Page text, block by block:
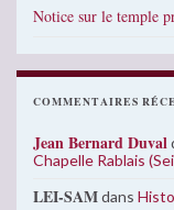
Notice sur le temple
COMMENTAIRES
Jean Bernard Duval
Chapelle Rablais
LEI-SAMdans